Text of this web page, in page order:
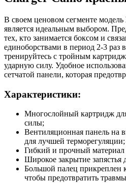
В своем ценовом сегменте модель
является идеальным выбором.
тех, кто занимается боксом и
единоборствами в период 2-3 раз
тренируйтесь с тройным
ударную силу. Удобное
сетчатой панели, которая
Характеристики:
Многослойный картридж
силы;
Вентиляционная панель на
для лучшей терморегуляции;
Гибкий и прочный материал
Широкое закрытие запястья
Большой палец прикреплен
чтобы предотвратить